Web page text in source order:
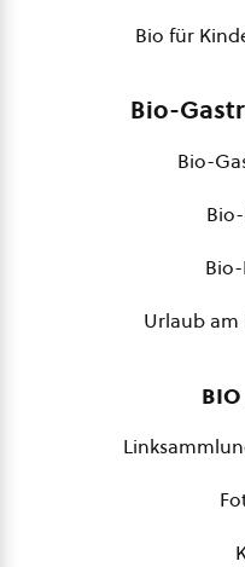
Bio für
Bio-
Bio-
Urlaub